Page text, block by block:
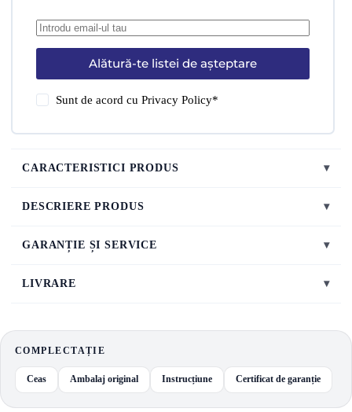
Alătură-te listei de așteptare
Sunt de acord cuPrivacy Policy*
CARACTERISTICI PRODUS ▾
DESCRIERE PRODUS ▾
GARANȚIE ȘI SERVICE ▾
LIVRARE ▾
COMPLECTAȚIE
Ceas Ambalaj original Instrucțiune Certificat de garanție